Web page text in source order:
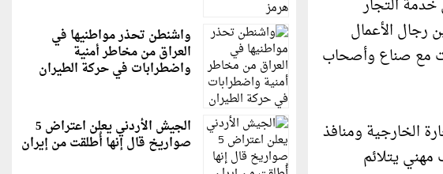
خدمة التجار
رجال الأعمال
مع صناع وأصحاب
الخارجية ومنافذ
مهني يتلائم
واشنطن تحذر مواطنيها في
العراق من مخاطر أمنية
واضطرابات في حركة الطيران
الجيش الأردني يعلن اعتراض 5
صواريخ قال إنها أُطلقت من إيران